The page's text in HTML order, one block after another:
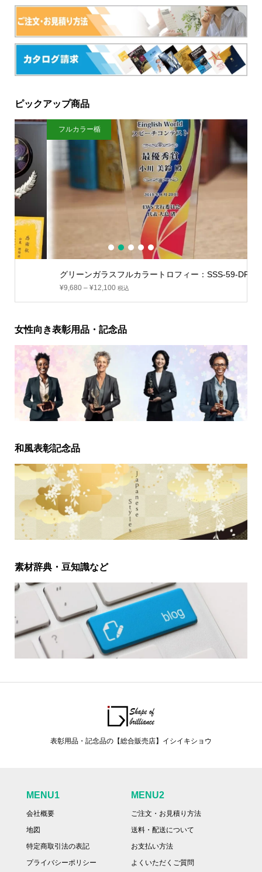
ピックアップ商品
グリーンガラスフルカラートロフィー：SSS-59-DP
¥12,100 税込
フルカラー楯
1 2 3 4 5
女性向き表彰用品・記念品
和風表彰記念品
素材辞典・豆知識など
表彰用品・記念品の【総合販売店】イシイキショウ
MENU1
会社概要
地図
特定商取引法の表記
プライバシーポリシー
MENU2
ご注文・お見積り方法
送料・配送について
お支払い方法
よくいただくご質問